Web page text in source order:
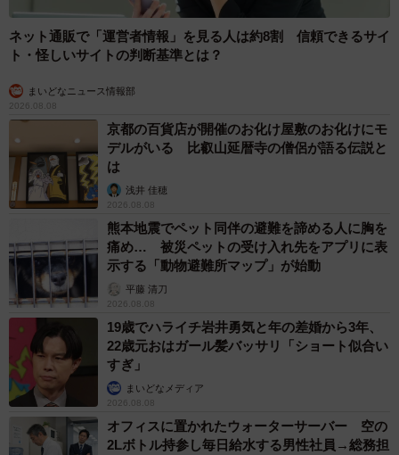
ネット通販で「運営者情報」を見る人は約8割 信頼できるサイ
ト・怪しいサイトの判断基準とは？
まいどなニュース情報部
2026.08.08
京都の百貨店が開催のお化け屋敷のお化けにモ
デルがいる 比叡山延暦寺の僧侶が語る伝説と
は
浅井 佳穂
2026.08.08
熊本地震でペット同伴の避難を諦める人に胸を
痛め… 被災ペットの受け入れ先をアプリに表
示する「動物避難所マップ」が始動
平藤 清刀
2026.08.08
19歳でハライチ岩井勇気と年の差婚から3年、
22歳元おはガール髪バッサリ「ショート似合い
すぎ」
まいどなメディア
2026.08.08
オフィスに置かれたウォーターサーバー 空の
2Lボトル持参し毎日給水する男性社員→総務担